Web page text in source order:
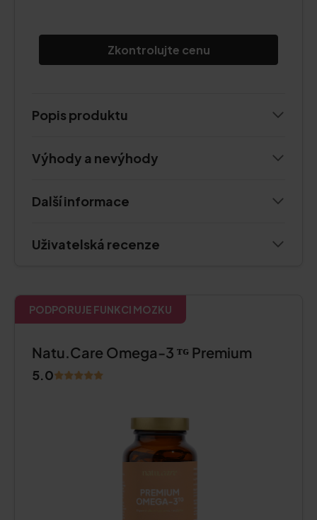
Zkontrolujte cenu
Popis produktu
Výhody a nevýhody
Další informace
Uživatelská recenze
PODPORUJE FUNKCI MOZKU
Natu.Care Omega-3 ᵀᴳ Premium
5.0